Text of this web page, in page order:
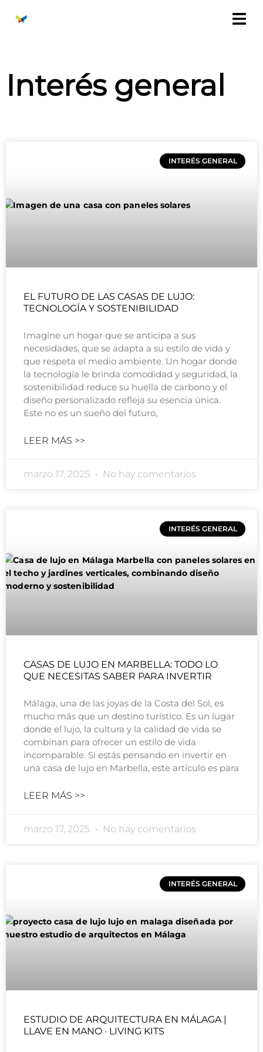
Interés general
INTERÉS GENERAL
EL FUTURO DE LAS CASAS DE LUJO:
TECNOLOGÍA Y SOSTENIBILIDAD
Imagine un hogar que se anticipa a sus
necesidades, que se adapta a su estilo de vida y
que respeta el medio ambiente. Un hogar donde
la tecnología le brinda comodidad y seguridad, la
sostenibilidad reduce su huella de carbono y el
diseño personalizado refleja su esencia única.
Este no es un sueño del futuro,
LEER MÁS >>
marzo 17, 2025 No hay comentarios
INTERÉS GENERAL
CASAS DE LUJO EN MARBELLA: TODO LO
QUE NECESITAS SABER PARA INVERTIR
Málaga, una de las joyas de la Costa del Sol, es
mucho más que un destino turístico. Es un lugar
donde el lujo, la cultura y la calidad de vida se
combinan para ofrecer un estilo de vida
incomparable. Si estás pensando en invertir en
una casa de lujo en Marbella, este artículo es para
LEER MÁS >>
marzo 17, 2025 No hay comentarios
INTERÉS GENERAL
ESTUDIO DE ARQUITECTURA EN MÁLAGA |
LLAVE EN MANO · LIVING KITS